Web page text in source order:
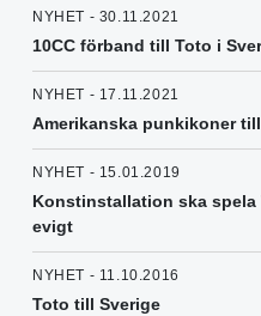
NYHET - 30.11.2021
10CC förband till Toto i
NYHET - 17.11.2021
Amerikanska punkikoner
NYHET - 15.01.2019
Konstinstallation ska spela
evigt
NYHET - 11.10.2016
Toto till Sverige